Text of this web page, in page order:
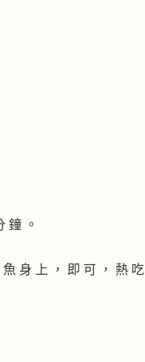
鐘 。
身 上 ， 即 可 ， 熱 吃